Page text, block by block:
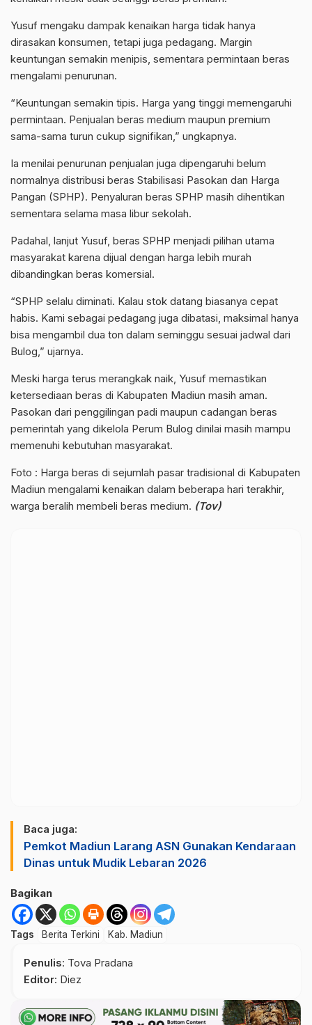
Yusuf mengaku dampak kenaikan harga tidak hanya
dirasakan konsumen, tetapi juga pedagang. Margin
keuntungan semakin menipis, sementara permintaan beras
mengalami penurunan.
“Keuntungan semakin tipis. Harga yang tinggi memengaruhi
permintaan. Penjualan beras medium maupun premium
sama-sama turun cukup signifikan,” ungkapnya.
Ia menilai penurunan penjualan juga dipengaruhi belum
normalnya distribusi beras Stabilisasi Pasokan dan Harga
Pangan (SPHP). Penyaluran beras SPHP masih dihentikan
sementara selama masa libur sekolah.
Padahal, lanjut Yusuf, beras SPHP menjadi pilihan utama
masyarakat karena dijual dengan harga lebih murah
dibandingkan beras komersial.
“SPHP selalu diminati. Kalau stok datang biasanya cepat
habis. Kami sebagai pedagang juga dibatasi, maksimal hanya
bisa mengambil dua ton dalam seminggu sesuai jadwal dari
Bulog,” ujarnya.
Meski harga terus merangkak naik, Yusuf memastikan
ketersediaan beras di Kabupaten Madiun masih aman.
Pasokan dari penggilingan padi maupun cadangan beras
pemerintah yang dikelola Perum Bulog dinilai masih mampu
memenuhi kebutuhan masyarakat.
Foto : Harga beras di sejumlah pasar tradisional di Kabupaten
Madiun mengalami kenaikan dalam beberapa hari terakhir,
warga beralih membeli beras medium. (Tov)
Baca juga:
Pemkot Madiun Larang ASN Gunakan Kendaraan
Dinas untuk Mudik Lebaran 2026
Bagikan
Tags Berita Terkini Kab. Madiun
Penulis: Tova Pradana
Editor: Diez